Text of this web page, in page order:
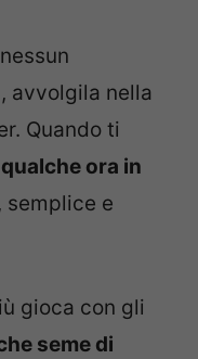
avvolgila nella
Quando ti
ora in
semplice e
gioca con gli
seme di